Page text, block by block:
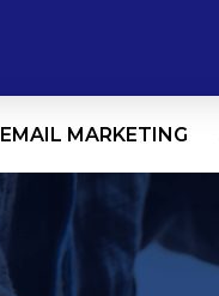
EMAIL MARKETING